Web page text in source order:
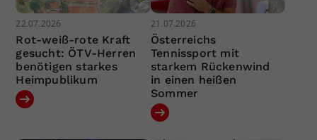
22.07.2026
Rot-weiß-rote Kraft
gesucht: ÖTV-Herren
benötigen starkes
Heimpublikum
21.07.2026
Österreichs
Tennissport mit
starkem Rückenwind
in einen heißen
Sommer